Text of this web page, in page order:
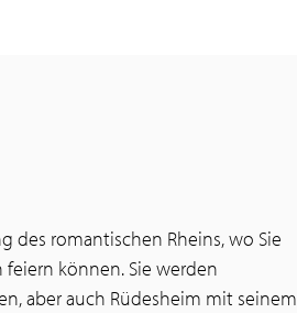
des romantischen Rheins, wo Sie
können. Sie werden
aber auch Rüdesheim mit seinem